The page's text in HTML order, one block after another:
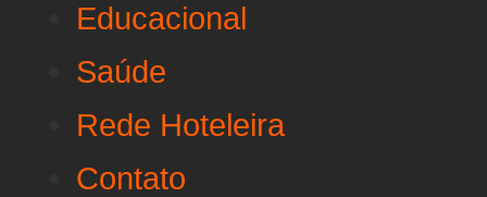
Educacional
Saúde
Rede Hoteleira
Contato